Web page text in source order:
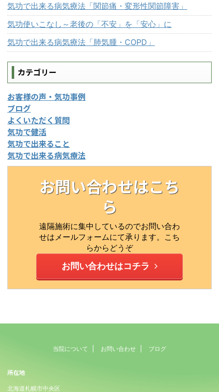
気功で出来る病気療法「関節痛・変形性関節障害」
気功使いこなし～老後の「不安」を「安心」に
気功で出来る病気療法「肺気腫・COPD」
カテゴリー
お客様の声・気功事例
ブログ
よくいただく質問
気功で健活
気功で出来ること
気功で出来る病気療法
お問い合わせはこち
ら
遠隔施術に集中しているのでお問い合わ
せはメールフォームにて承ります。こち
らからどうぞ
お問い合わせはコチラ
当院について お問い合わせ ブログ
所在地
北海道札幌市中央区